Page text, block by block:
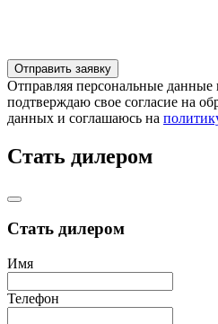
Отправляя персональные
подтверждаю свое согласие на
данных и соглашаюсь на
Стать дилером
Стать дилером
Имя
Телефон